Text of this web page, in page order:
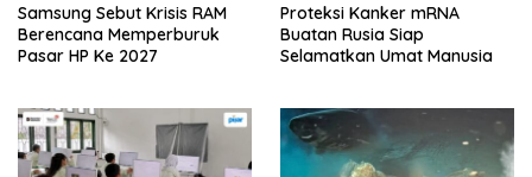
Samsung Sebut Krisis RAM
Berencana Memperburuk
Pasar HP Ke 2027
Proteksi Kanker mRNA
Buatan Rusia Siap
Selamatkan Umat Manusia